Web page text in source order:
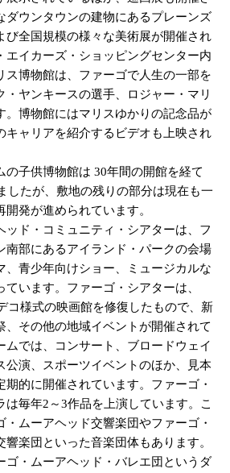
ダウンタウンの建物にあるプレーンズ
び全国規模の様々な美術展が開催され
エイカーズ・ショッピングセンター内
ス博物館は、ファーゴで人生の一部を
・ヤンキースの選手、ロジャー・マリ
。博物館にはマリスゆかりの記念品が
キャリアを紹介するビデオも上映され
子供博物館は 30年間の開館を経て
したが、敷地の残りの部分は現在も一
発が進められています。
ド・コミュニティ・シアターは、フ
南部にあるアイランド・パークの会場
、青少年向けショー、ミュージカルな
ています。ファーゴ・シアターは、
コ様式の映画館を修復したもので、新
、その他の地域イベントが開催されて
ムでは、コンサート、ブロードウェイ
公演、スポーツイベントのほか、見本
的に開催されています。ファーゴ・
は毎年2～3作品を上演しています。こ
ムーアヘッド交響楽団やファーゴ・
響楽団といった音楽団体もあります。
ゴ・ムーアヘッド・バレエ団というダ